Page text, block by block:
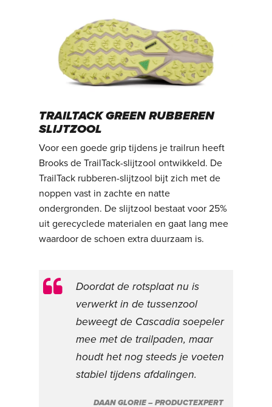
TRAILTACK GREEN RUBBEREN
SLIJTZOOL
Voor een goede grip tijdens je trailrun heeft
Brooks de TrailTack-slijtzool ontwikkeld. De
TrailTack rubberen-slijtzool bijt zich met de
noppen vast in zachte en natte
ondergronden. De slijtzool bestaat voor 25%
uit gerecyclede materialen en gaat lang mee
waardoor de schoen extra duurzaam is.
Doordat de rotsplaat nu is
verwerkt in de tussenzool
beweegt de Cascadia soepeler
mee met de trailpaden, maar
houdt het nog steeds je voeten
stabiel tijdens afdalingen.
DAAN GLORIE – PRODUCTEXPERT